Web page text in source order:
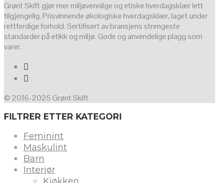
Grønt Skift gjør mer miljøvennlige og etiske hverdagsklær lett
tilgjengelig. Prisvinnende økologiske hverdagsklær, laget under
rettferdige forhold. Sertifisert av bransjens strengeste
standarder på etikk og miljø. Gode og anvendelige plagg som
varer.
© 2016-2025 Grønt Skift
FILTRER ETTER KATEGORI
Feminint
Maskulint
Barn
Interiør